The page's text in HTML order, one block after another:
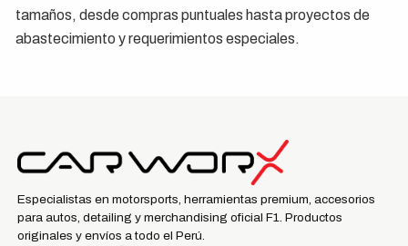
tamaños, desde compras puntuales hasta proyectos de
abastecimiento y requerimientos especiales.
Especialistas en motorsports, herramientas premium, accesorios
para autos, detailing y merchandising oficial F1. Productos
originales y envíos a todo el Perú.